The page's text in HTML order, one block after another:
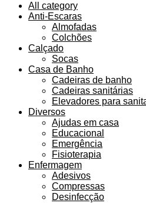
All category
Anti-Escaras
Almofadas
Colchões
Calçado
Socas
Casa de Banho
Cadeiras de banho
Cadeiras sanitárias
Elevadores para
Diversos
Ajudas em casa
Educacional
Emergência
Fisioterapia
Enfermagem
Adesivos
Compressas
Desinfecção